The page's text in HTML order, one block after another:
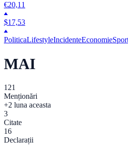
€20,11
$17,53
PoliticaLifestyleIncidenteEconomie
MAI
121
Menționări
+2 luna aceasta
3
Citate
16
Declarații